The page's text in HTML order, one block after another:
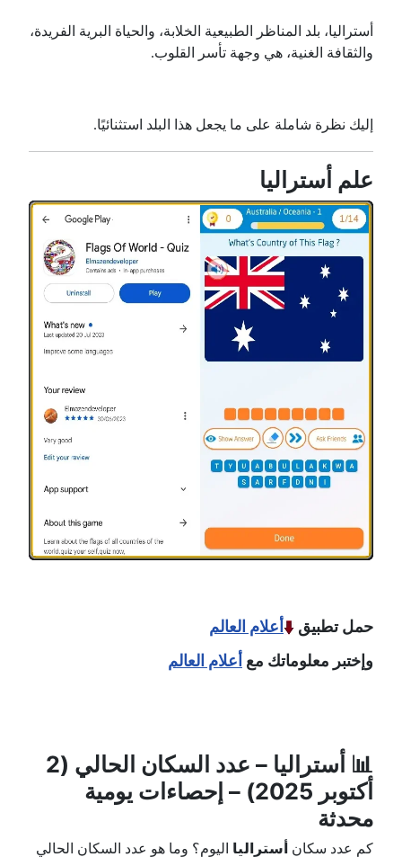
أستراليا، بلد المناظر الطبيعية الخلابة، والحياة البرية الفريدة،
والثقافة الغنية، هي وجهة تأسر القلوب.
إليك نظرة شاملة على ما يجعل هذا البلد استثنائيًا.
علم أستراليا
حمل تطبيق
أعلام العالم
وإختبر معلوماتك مع أعلام العالم
📊 أستراليا
– عدد السكان الحالي (2
أكتوبر 2025) – إحصاءات يومية
محدثة
كم عدد سكان أستراليا اليوم؟ وما هو عدد السكان الحالي